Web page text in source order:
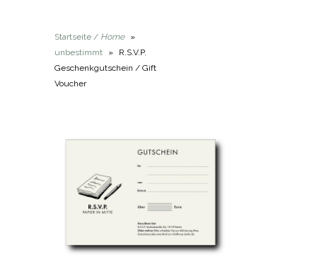
Startseite / Home
»
unbestimmt
»
R.S.V.P.
Geschenkgutschein / Gift
Voucher